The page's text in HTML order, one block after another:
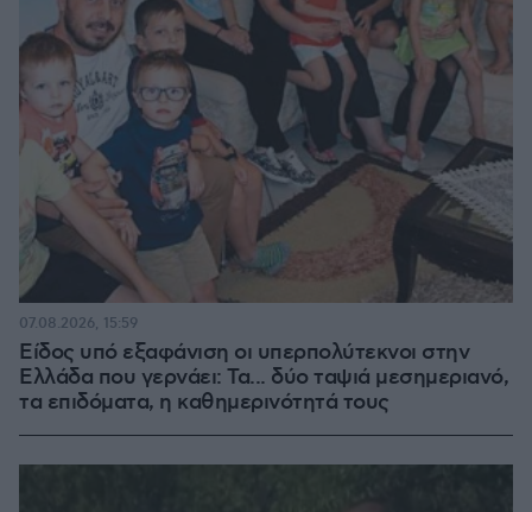
Είδος υπό εξαφάνιση οι υπερπολύτεκνοι στην
Ελλάδα που γερνάει: Τα... δύο ταψιά μεσημεριανό,
τα επιδόματα, η καθημερινότητά τους
07.08.2026, 15:59